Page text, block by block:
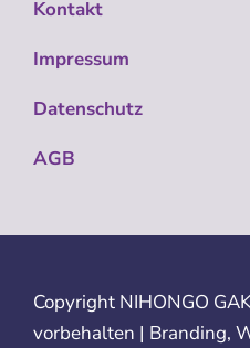
Kontakt
Impressum
Datenschutz
AGB
Copyright NIHONGO
vorbehalten | Branding,